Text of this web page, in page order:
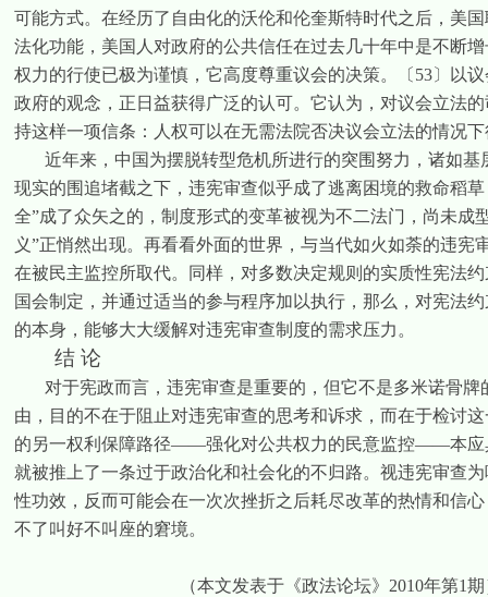
可能方式。在经历了自由化的沃伦和伦奎斯特时代之后，美
法化功能，美国人对政府的公共信任在过去几十年中是不断
权力的行使已极为谨慎，它高度尊重议会的决策。
〔 53〕 以议
政府的观念，正日益获得广泛的认可。它认为，对议会立法
持这样一项信条：人权可以在无需法院否决议会立法的情况
近年来，中国为摆脱转型危机所进行的突围努力，诸如
现实的围追堵截之下，违宪审查似乎成了逃离困境的救命稻
全”成了众矢之的，制度形式的变革被视为不二法门，尚未
义”正悄然出现。再看看外面的世界，与当代如火如荼的违
在被民主监控所取代。同样，对多数决定规则的实质性宪
国会制定，并通过适当的参与程序加以执行，那么，对宪法
的本身，能够大大缓解对违宪审查制度的需求压力。
结 论
对于宪政而言，违宪审查是重要的，但它不是多米诺骨牌
由，目的不在于阻止对违宪审查的思考和诉求，而在于检讨
的另一权利保障路径——强化对公共权力的民意监控——本应
就被推上了一条过于政治化和社会化的不归路。视违宪审查
性功效，反而可能会在一次次挫折之后耗尽改革的热情和信
不了叫好不叫座的窘境。
（本文发表于《政法论坛》 2010年第1期